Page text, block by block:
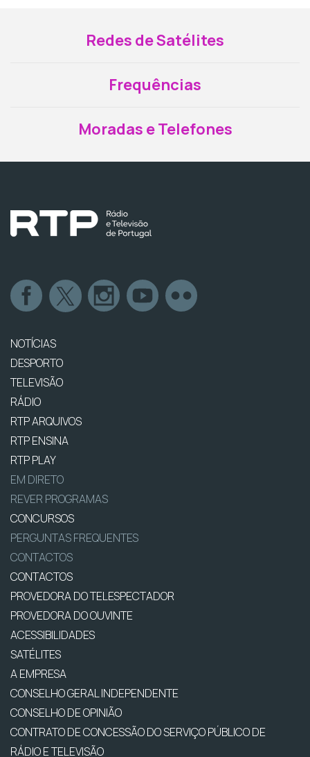
Redes de Satélites
Frequências
Moradas e Telefones
NOTÍCIAS
DESPORTO
TELEVISÃO
RÁDIO
RTP ARQUIVOS
RTP ENSINA
RTP PLAY
EM DIRETO
REVER PROGRAMAS
CONCURSOS
PERGUNTAS FREQUENTES
CONTACTOS
CONTACTOS
PROVEDORA DO TELESPECTADOR
PROVEDORA DO OUVINTE
ACESSIBILIDADES
SATÉLITES
A EMPRESA
CONSELHO GERAL INDEPENDENTE
CONSELHO DE OPINIÃO
CONTRATO DE CONCESSÃO DO SERVIÇO PÚBLICO DE
RÁDIO E TELEVISÃO